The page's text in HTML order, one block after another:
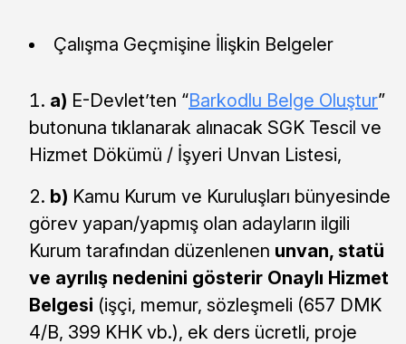
Çalışma Geçmişine İlişkin Belgeler
a) E-Devlet’ten “Barkodlu Belge Oluştur”
butonuna tıklanarak alınacak SGK Tescil ve
Hizmet Dökümü / İşyeri Unvan Listesi,
b) Kamu Kurum ve Kuruluşları bünyesinde
görev yapan/yapmış olan adayların ilgili
Kurum tarafından düzenlenen unvan, statü
ve ayrılış nedenini gösterir Onaylı Hizmet
Belgesi (işçi, memur, sözleşmeli (657 DMK
4/B, 399 KHK vb.), ek ders ücretli, proje